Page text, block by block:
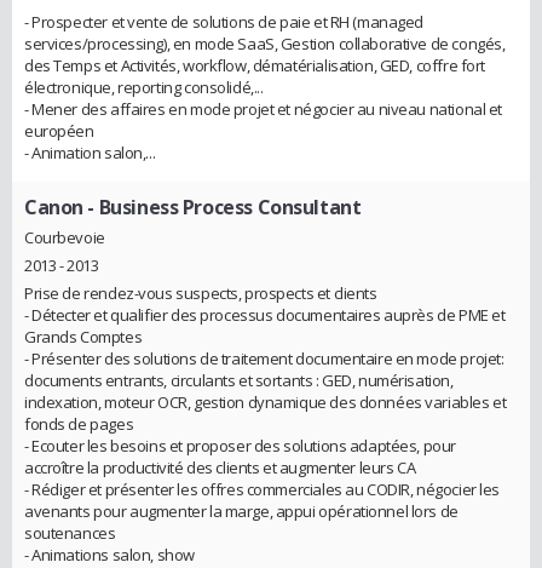
- Prospecter et vente de solutions de paie et RH (managed
services/processing), en mode SaaS, Gestion collaborative de congés,
des Temps et Activités, workflow, dématérialisation, GED, coffre fort
électronique, reporting consolidé,...
- Mener des affaires en mode projet et négocier au niveau national et
européen
- Animation salon,...
Canon - Business Process Consultant
Courbevoie
2013 - 2013
Prise de rendez-vous suspects, prospects et clients
- Détecter et qualifier des processus documentaires auprès de PME et
Grands Comptes
- Présenter des solutions de traitement documentaire en mode projet:
documents entrants, circulants et sortants : GED, numérisation,
indexation, moteur OCR, gestion dynamique des données variables et
fonds de pages
- Ecouter les besoins et proposer des solutions adaptées, pour
accroître la productivité des clients et augmenter leurs CA
- Rédiger et présenter les offres commerciales au CODIR, négocier les
avenants pour augmenter la marge, appui opérationnel lors de
soutenances
- Animations salon, show